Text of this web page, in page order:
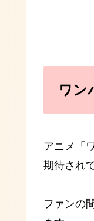
ワン
アニメ「
期待され
ファンの